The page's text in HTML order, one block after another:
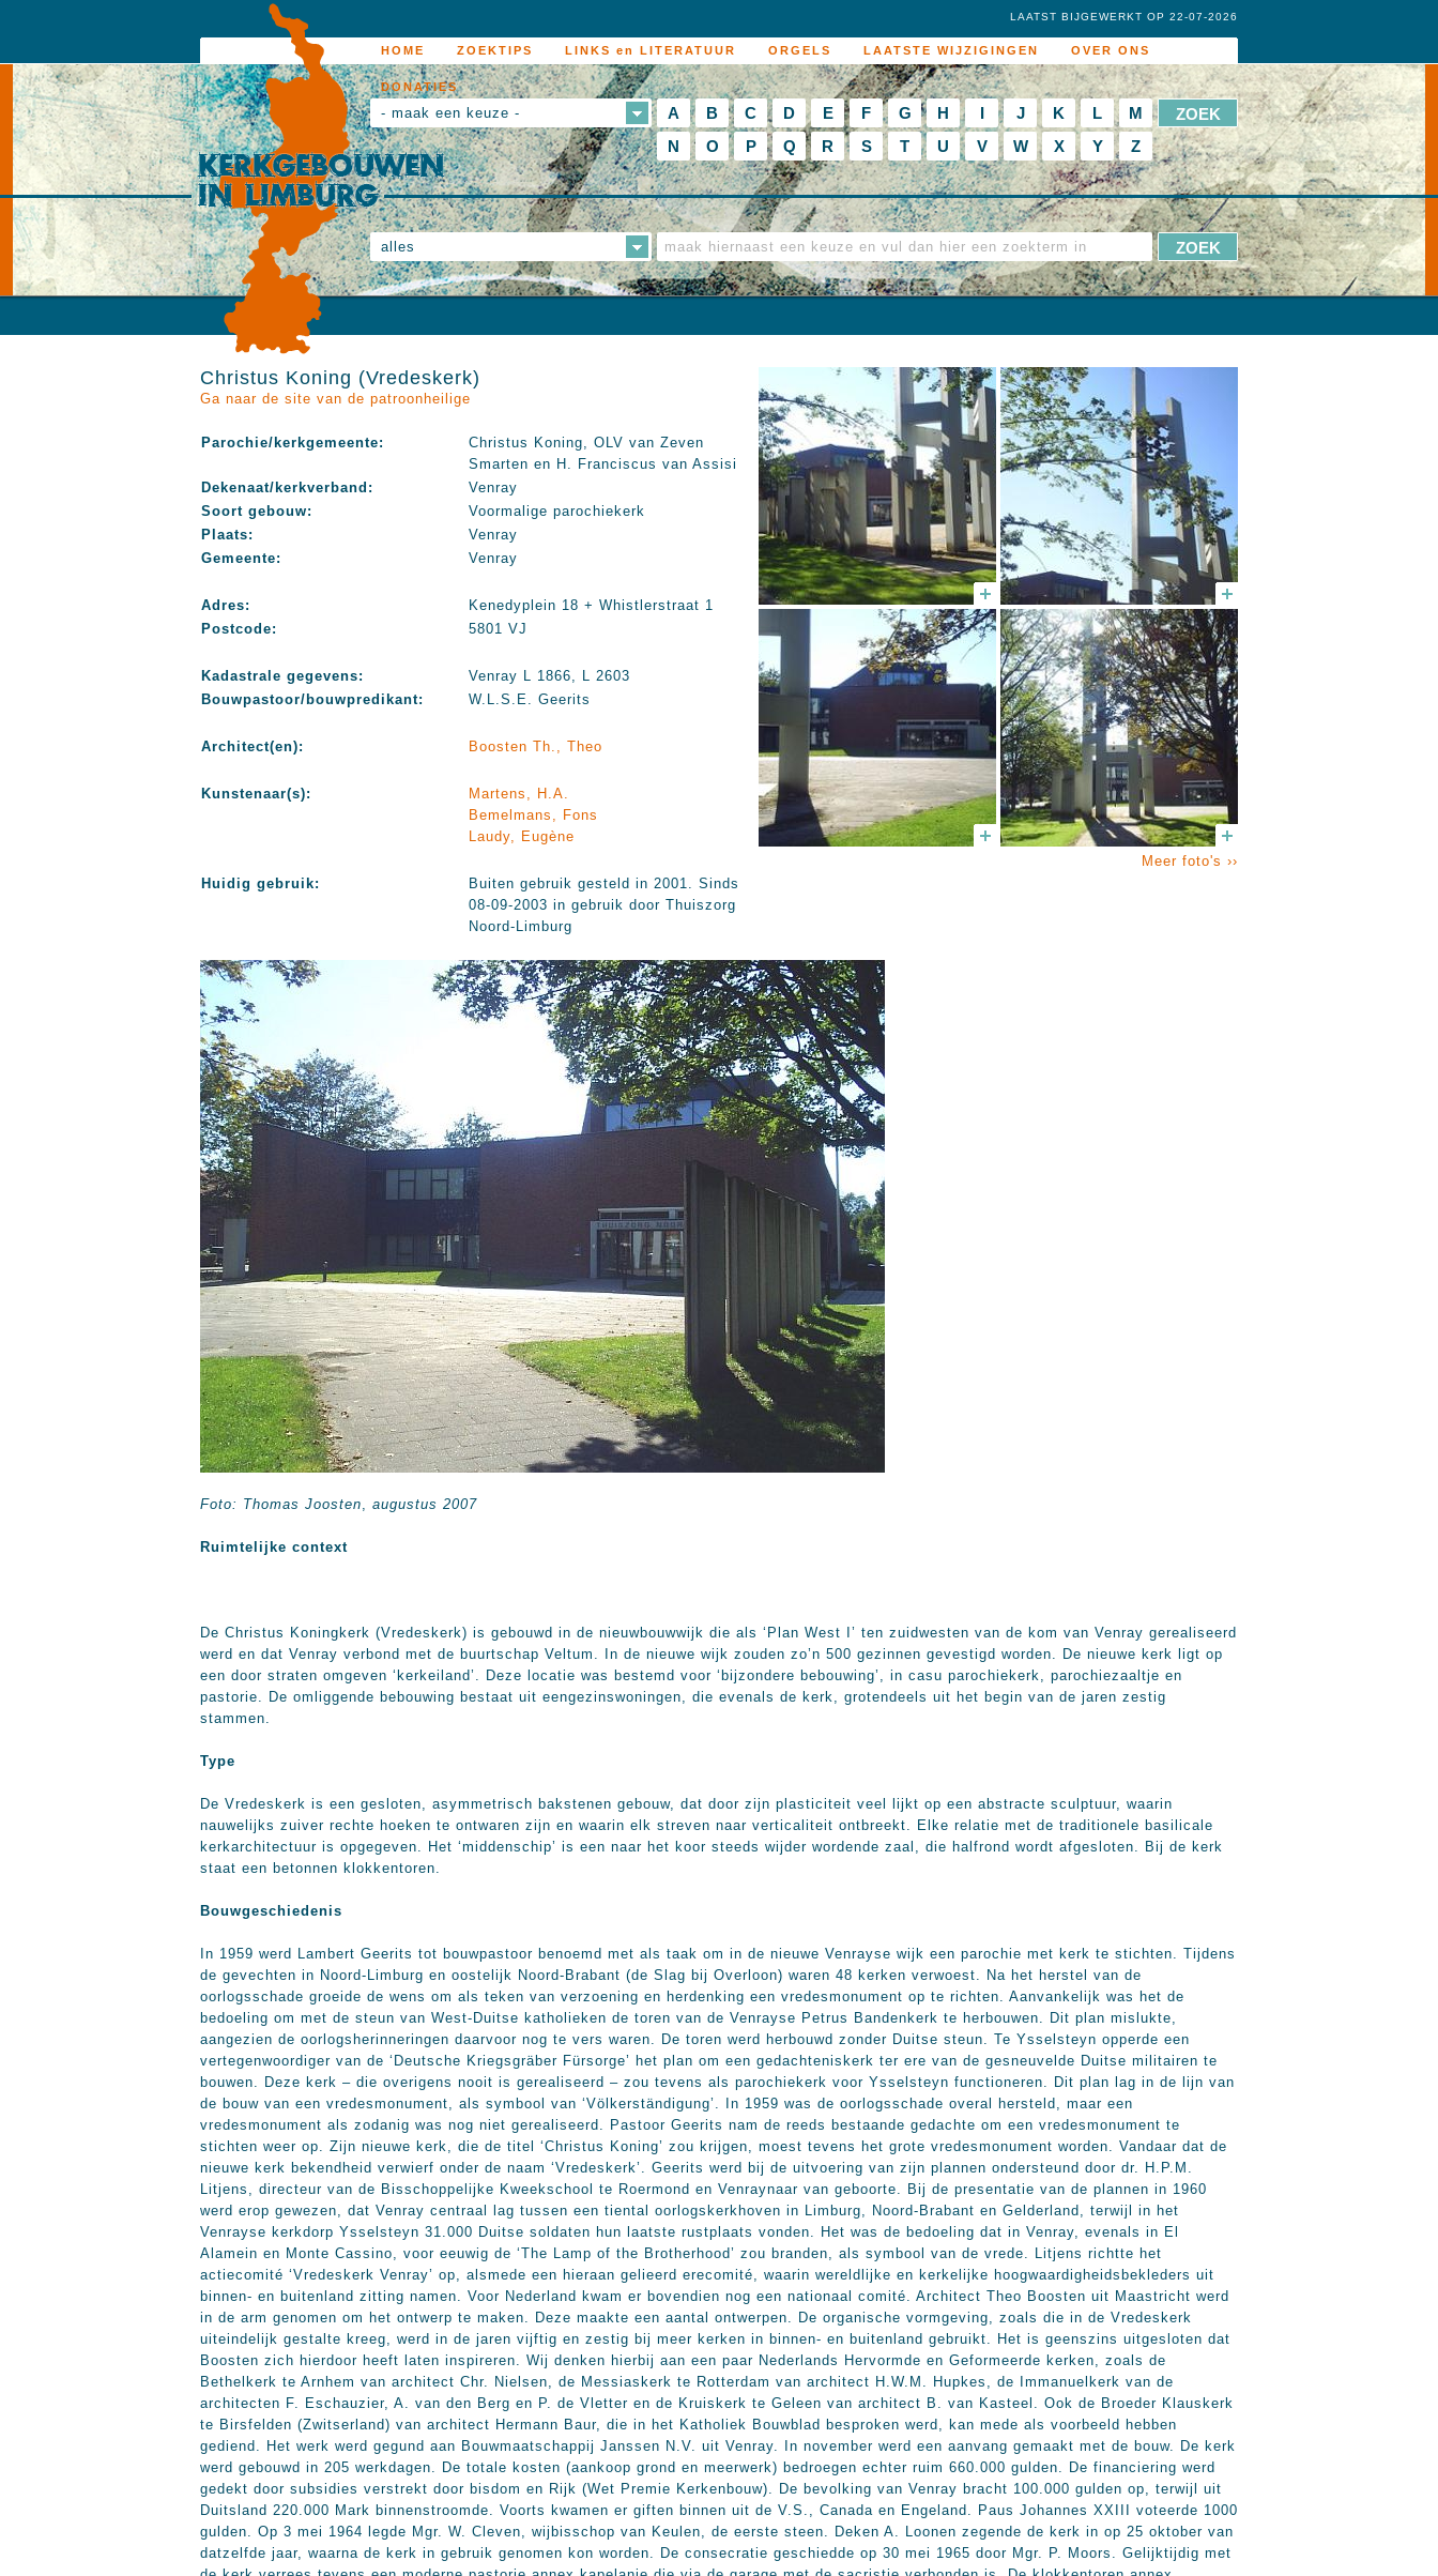
HOME ZOEKTIPS LINKS en LITERATUUR ORGELS LAATSTE WIJZIGINGEN OVER ONS
DONATIES
LAATST BIJGEWERKT OP 22-07-2026
- maak een keuze - A B C D E F G H I J K L
M
N
O P Q R S T U V W X Y Z
alles
Christus Koning (Vredeskerk)
Ga naar de site van de patroonheilige
Parochie/kerkgemeente:
Christus Koning, OLV van Zeven
Smarten en H. Franciscus van Assisi
Dekenaat/kerkverband:
Venray
Soort gebouw:
Voormalige parochiekerk
Plaats:
Venray
Gemeente:
Venray
Adres:
Kenedyplein 18 + Whistlerstraat 1
Postcode:
5801 VJ
Kadastrale gegevens:
Venray L 1866, L 2603
Bouwpastoor/bouwpredikant:
W.L.S.E. Geerits
Architect(en): Boosten Th., Theo
Kunstenaar(s):
Martens, H.A.
Bemelmans, Fons
Laudy, Eugène
Huidig gebruik:
Buiten gebruik gesteld in 2001. Sinds
08-09-2003 in gebruik door Thuiszorg
Noord-Limburg
Meer foto's ››
Foto: Thomas Joosten, augustus 2007
Ruimtelijke context
De Christus Koningkerk (Vredeskerk) is gebouwd in de nieuwbouwwijk die als ‘Plan West I’ ten zuidwesten van de kom van Venray gerealiseerd
werd en dat Venray verbond met de buurtschap Veltum. In de nieuwe wijk zouden zo’n 500 gezinnen gevestigd worden. De nieuwe kerk ligt op
een door straten omgeven ‘kerkeiland’. Deze locatie was bestemd voor ‘bijzondere bebouwing’, in casu parochiekerk, parochiezaaltje en
pastorie. De omliggende bebouwing bestaat uit eengezinswoningen, die evenals de kerk, grotendeels uit het begin van de jaren zestig
stammen.
Type
De Vredeskerk is een gesloten, asymmetrisch bakstenen gebouw, dat door zijn plasticiteit veel lijkt op een abstracte sculptuur, waarin
nauwelijks zuiver rechte hoeken te ontwaren zijn en waarin elk streven naar verticaliteit ontbreekt. Elke relatie met de traditionele basilicale
kerkarchitectuur is opgegeven. Het ‘middenschip’ is een naar het koor steeds wijder wordende zaal, die halfrond wordt afgesloten. Bij de kerk
staat een betonnen klokkentoren.
Bouwgeschiedenis
In 1959 werd Lambert Geerits tot bouwpastoor benoemd met als taak om in de nieuwe Venrayse wijk een parochie met kerk te stichten. Tijdens
de gevechten in Noord-Limburg en oostelijk Noord-Brabant (de Slag bij Overloon) waren 48 kerken verwoest. Na het herstel van de
oorlogsschade groeide de wens om als teken van verzoening en herdenking een vredesmonument op te richten. Aanvankelijk was het de
bedoeling om met de steun van West-Duitse katholieken de toren van de Venrayse Petrus Bandenkerk te herbouwen. Dit plan mislukte,
aangezien de oorlogsherinneringen daarvoor nog te vers waren. De toren werd herbouwd zonder Duitse steun. Te Ysselsteyn opperde een
vertegenwoordiger van de ‘Deutsche Kriegsgräber Fürsorge’ het plan om een gedachteniskerk ter ere van de gesneuvelde Duitse militairen te
bouwen. Deze kerk – die overigens nooit is gerealiseerd – zou tevens als parochiekerk voor Ysselsteyn functioneren. Dit plan lag in de lijn van
de bouw van een vredesmonument, als symbool van ‘Völkerständigung’. In 1959 was de oorlogsschade overal hersteld, maar een
vredesmonument als zodanig was nog niet gerealiseerd. Pastoor Geerits nam de reeds bestaande gedachte om een vredesmonument te
stichten weer op. Zijn nieuwe kerk, die de titel ‘Christus Koning’ zou krijgen, moest tevens het grote vredesmonument worden. Vandaar dat de
nieuwe kerk bekendheid verwierf onder de naam ‘Vredeskerk’. Geerits werd bij de uitvoering van zijn plannen ondersteund door dr. H.P.M.
Litjens, directeur van de Bisschoppelijke Kweekschool te Roermond en Venraynaar van geboorte. Bij de presentatie van de plannen in 1960
werd erop gewezen, dat Venray centraal lag tussen een tiental oorlogskerkhoven in Limburg, Noord-Brabant en Gelderland, terwijl in het
Venrayse kerkdorp Ysselsteyn 31.000 Duitse soldaten hun laatste rustplaats vonden. Het was de bedoeling dat in Venray, evenals in El
Alamein en Monte Cassino, voor eeuwig de ‘The Lamp of the Brotherhood’ zou branden, als symbool van de vrede. Litjens richtte het
actiecomité ‘Vredeskerk Venray’ op, alsmede een hieraan gelieerd erecomité, waarin wereldlijke en kerkelijke hoogwaardigheidsbekleders uit
binnen- en buitenland zitting namen. Voor Nederland kwam er bovendien nog een nationaal comité. Architect Theo Boosten uit Maastricht werd
in de arm genomen om het ontwerp te maken. Deze maakte een aantal ontwerpen. De organische vormgeving, zoals die in de Vredeskerk
uiteindelijk gestalte kreeg, werd in de jaren vijftig en zestig bij meer kerken in binnen- en buitenland gebruikt. Het is geenszins uitgesloten dat
Boosten zich hierdoor heeft laten inspireren. Wij denken hierbij aan een paar Nederlands Hervormde en Geformeerde kerken, zoals de
Bethelkerk te Arnhem van architect Chr. Nielsen, de Messiaskerk te Rotterdam van architect H.W.M. Hupkes, de Immanuelkerk van de
architecten F. Eschauzier, A. van den Berg en P. de Vletter en de Kruiskerk te Geleen van architect B. van Kasteel. Ook de Broeder Klauskerk
te Birsfelden (Zwitserland) van architect Hermann Baur, die in het Katholiek Bouwblad besproken werd, kan mede als voorbeeld hebben
gediend. Het werk werd gegund aan Bouwmaatschappij Janssen N.V. uit Venray. In november werd een aanvang gemaakt met de bouw. De kerk
werd gebouwd in 205 werkdagen. De totale kosten (aankoop grond en meerwerk) bedroegen echter ruim 660.000 gulden. De financiering werd
gedekt door subsidies verstrekt door bisdom en Rijk (Wet Premie Kerkenbouw). De bevolking van Venray bracht 100.000 gulden op, terwijl uit
Duitsland 220.000 Mark binnenstroomde. Voorts kwamen er giften binnen uit de V.S., Canada en Engeland. Paus Johannes XXIII voteerde 1000
gulden. Op 3 mei 1964 legde Mgr. W. Cleven, wijbisschop van Keulen, de eerste steen. Deken A. Loonen zegende de kerk in op 25 oktober van
datzelfde jaar, waarna de kerk in gebruik genomen kon worden. De consecratie geschiedde op 30 mei 1965 door Mgr. P. Moors. Gelijktijdig met